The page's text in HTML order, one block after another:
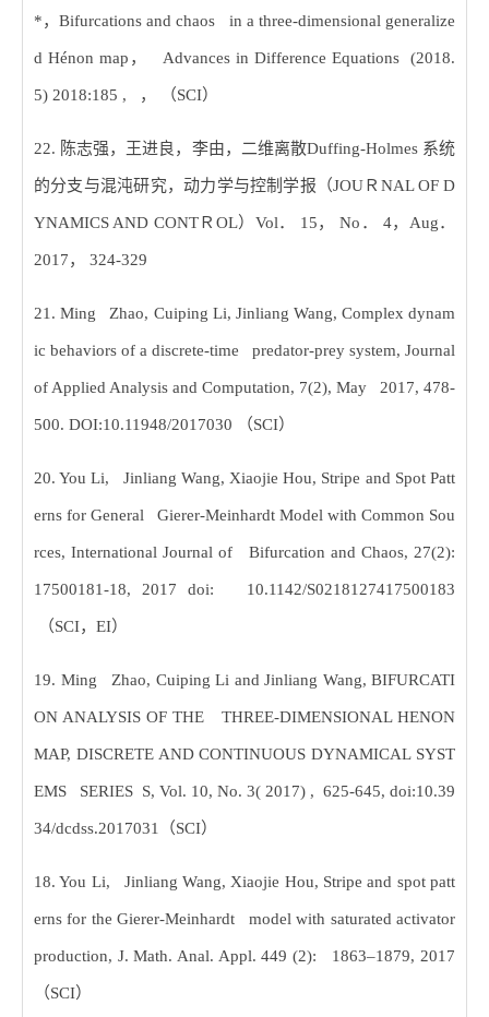
*，Bifurcations and chaos in a three-dimensional generalize
d Hénon map ， Advances in Difference Equations (2018.
5) 2018:185 , ， （SCI）
22. 陈志强，王进良，李由，二维离散Duffing-Holmes 系统
的分支与混沌研究，动力学与控制学报（JOU Ｒ NAL OF D
YNAMICS AND CONTＲ OL） Vol． 15， No ． 4， Aug．
2017， 324-329
21. Ming Zhao, Cuiping Li, Jinliang Wang, Complex dynam
ic behaviors of a discrete-time predator-prey system, Journal
of Applied Analysis and Computation, 7(2), May 2017, 478-
500. DOI:10.11948/2017030 （SCI）
20. You Li, Jinliang Wang, Xiaojie Hou, Stripe and Spot Patt
erns for General Gierer-Meinhardt Model with Common Sou
rces, International Journal of Bifurcation and Chaos, 27(2):
17500181-18, 2017 doi: 10.1142/S0218127417500183
（SCI， EI）
19. Ming Zhao, Cuiping Li and Jinliang Wang, BIFURCATI
ON ANALYSIS OF THE THREE-DIMENSIONAL HENON
MAP, DISCRETE AND CONTINUOUS DYNAMICAL SYST
EMS SERIES S, Vol. 10, No. 3( 2017) , 625-645, doi:10.39
34/dcdss.2017031 （SCI）
18. You Li, Jinliang Wang, Xiaojie Hou, Stripe and spot patt
erns for the Gierer-Meinhardt model with saturated activator
production, J. Math. Anal. Appl. 449 (2): 1863–1879, 2017
（SCI）